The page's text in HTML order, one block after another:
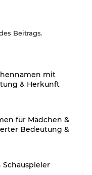
Beitrags.
mit
& Herkunft
für Mädchen &
Bedeutung &
Schauspieler